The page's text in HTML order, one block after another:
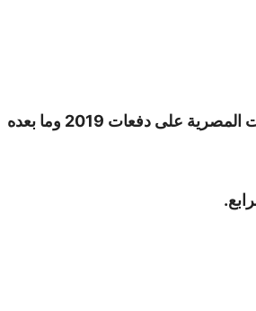
2) أن يكون المتقدم حاصلاً على المؤهل من إحدى الجامعات المصرية على دفعات 2019 وما بعده